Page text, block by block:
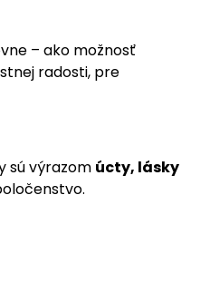
– ako možnosť
radosti, pre
sú výrazom úcty, lásky